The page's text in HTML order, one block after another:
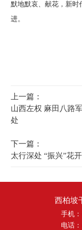
默地默哀、献花，新时
进。
上一篇：
山西左权 麻田八路
处
下一篇：
太行深处 “振兴”花开
西柏坡
手机：
电话：